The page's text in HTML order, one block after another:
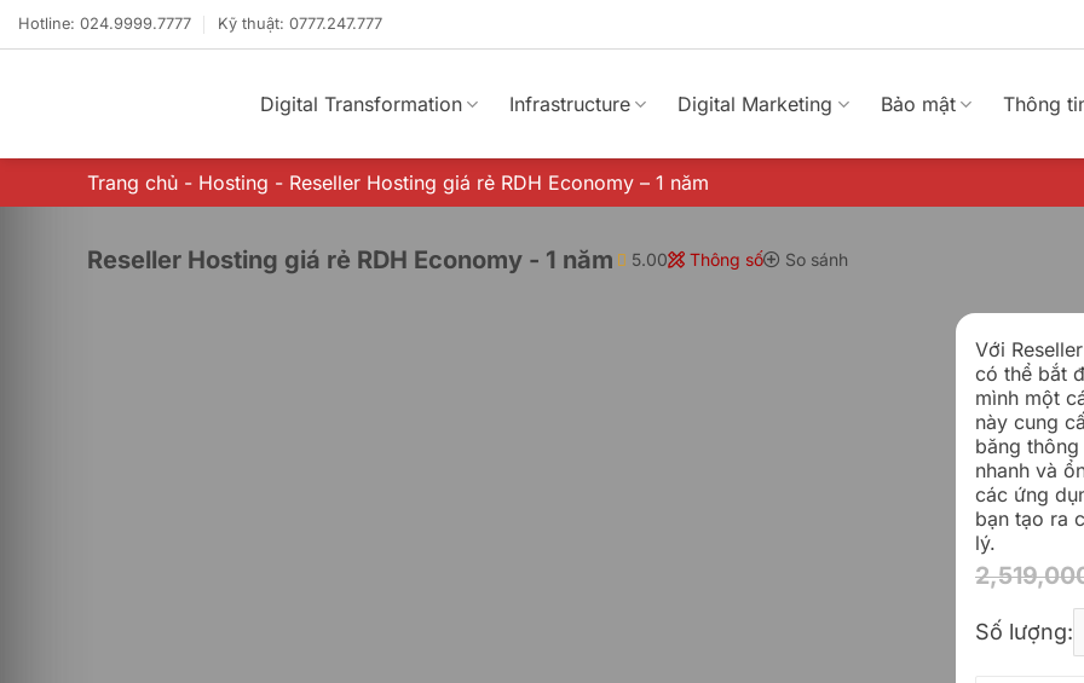
Bỏ
quaHotline: 024.9999.7777 Kỹ thuật: 0777.247.777
Digital Transformation Infrastructure Digital Marketing Bảo mật Thông
Trang chủ - Hosting - Reseller Hosting giá rẻ RDH Economy – 1 năm
Reseller Hosting giá rẻ RDH Economy - 1 năm 5.00 Thông số So sánh
Với
có thể bắt
mình một
này cung
băng
nhanh và
các ứng
bạn tạo ra
lý.
Số lượng: